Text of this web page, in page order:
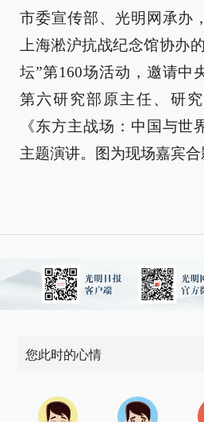
市委宣传部、光明网承办
上海淞沪抗战纪念馆协办
坛”第160场活动，邀请中
第六研究部原主任、研
《东方主战场：中国与世
主题演讲。图为现场嘉宾合
您此时的心情